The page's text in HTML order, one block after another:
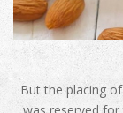
But the placing